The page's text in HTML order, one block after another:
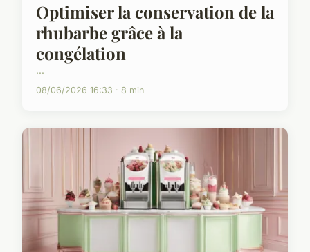
Optimiser la conservation de la
rhubarbe grâce à la
congélation
...
08/06/2026 16:33 · 8 min